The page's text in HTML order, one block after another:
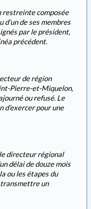
restreinte composée
d’un de ses membres
par le président,
précédent.
de région
Pierre-et-Miquelon,
ou refusé. Le
pour une
directeur régional
délai de douze mois
ou les étapes du
un